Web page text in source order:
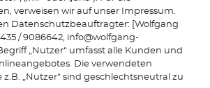
verweisen wir auf unser Impressum.
Datenschutzbeauftragter: [Wolfgang
/ 9086642, info@wolfgang-
„Nutzer“ umfasst alle Kunden und
Die verwendeten
„Nutzer“ sind geschlechtsneutral zu